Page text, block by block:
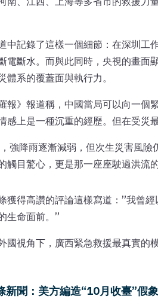
中記錄了這樣一個細節：在深圳
電斷水。而與此同時，央視的畫面
體系的覆蓋面與執行力。
報》報道稱，中國當局可以向一個
感上是一種沉重的經歷。但在受災
強降雨逐漸減弱，但次生災害風
觸目驚心，更是那一座座駛過洪流
獲得高讚的評論這樣寫道：”我曾
生命面前。”
國視角下，廣西緊急救援最真實的模
新聞：美方編造“10月收臺”假